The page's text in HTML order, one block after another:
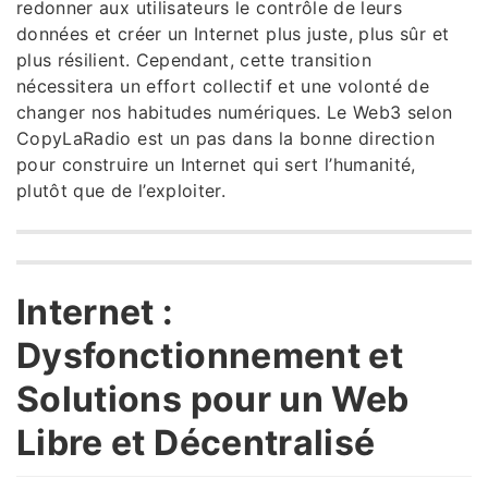
redonner aux utilisateurs le contrôle de leurs
données et créer un Internet plus juste, plus sûr et
plus résilient. Cependant, cette transition
nécessitera un effort collectif et une volonté de
changer nos habitudes numériques. Le Web3 selon
CopyLaRadio est un pas dans la bonne direction
pour construire un Internet qui sert l’humanité,
plutôt que de l’exploiter.
Internet :
Dysfonctionnement et
Solutions pour un Web
Libre et Décentralisé